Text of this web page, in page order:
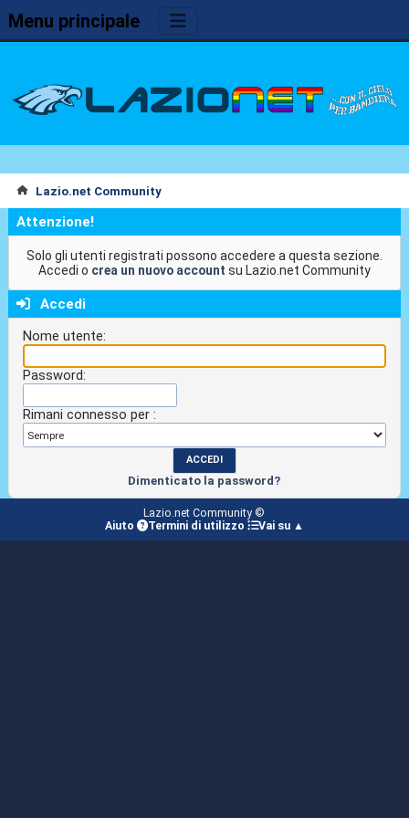
Menu principale
Lazio.net Community
Attenzione!
Solo gli utenti registrati possono accedere a questa sezione.
Accedi o crea un nuovo account su Lazio.net Community
Accedi
Nome utente:
Password:
Rimani connesso per :
Dimenticato la password?
Lazio.net Community ©
Aiuto
Termini di utilizzo Vai su ▲